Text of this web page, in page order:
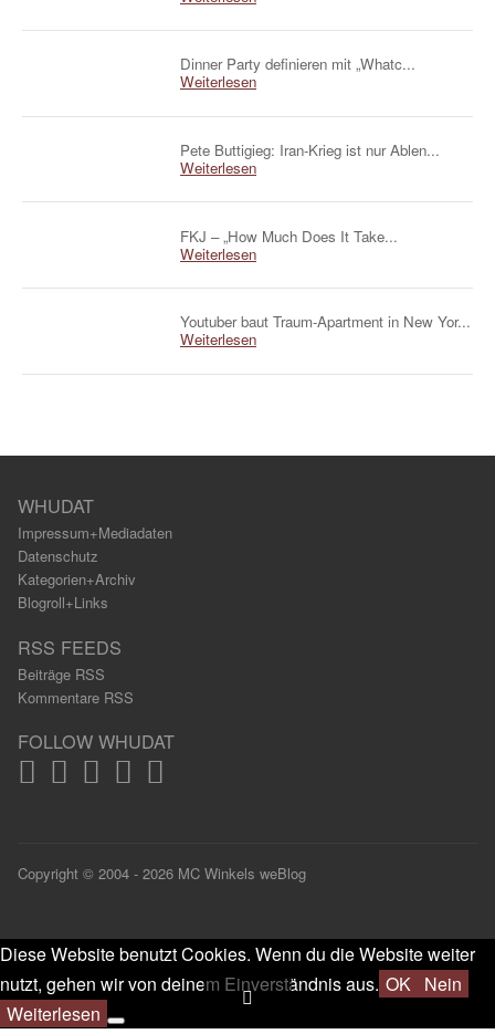
Dinner Party definieren mit „Whatc...
Weiterlesen
Pete Buttigieg: Iran-Krieg ist nur Ablen...
Weiterlesen
FKJ – „How Much Does It Take...
Weiterlesen
Youtuber baut Traum-Apartment in New Yor...
Weiterlesen
WHUDAT
Impressum+Mediadaten
Datenschutz
Kategorien+Archiv
Blogroll+Links
RSS FEEDS
Beiträge RSS
Kommentare RSS
FOLLOW WHUDAT
Copyright © 2004 - 2026 MC Winkels weBlog
Diese Website benutzt Cookies. Wenn du die Website weiter
nutzt, gehen wir von deinem Einverständnis aus. OK
Nein
Weiterlesen